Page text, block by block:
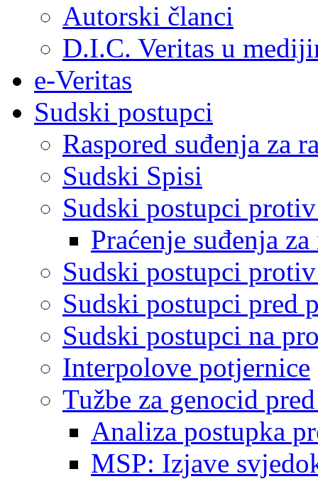
Autorski članci
D.I.C. Veritas u
e-Veritas
Sudski postupci
Raspored suđenja za
Sudski Spisi
Sudski postupci
Praćenje suđenja
Sudski postupci
Sudski postupci pred
Sudski postupci na
Interpolove potjernice
Tužbe za genocid
Analiza postupka
MSP: Izjave